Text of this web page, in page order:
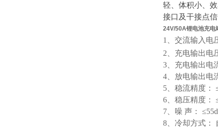
轻、体积小、
接口及干接点
24V/50A锂电池充电
1、交流输入电
2、充电输出电
3、充电输出电
4、放电输出电
5、稳流精度：
6、稳压精度：
7、噪 声：
8、冷却方式：